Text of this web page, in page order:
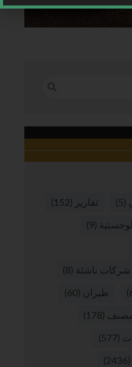
(5) تقارير (152)
(9)
شركات ناشئة (8)
طيران (60)
(178)
(577)
(2436)